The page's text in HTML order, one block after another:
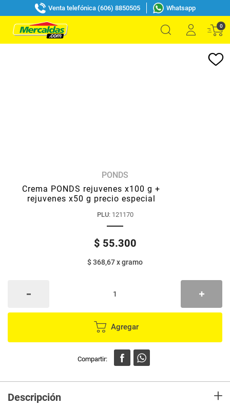
Venta telefónica (606) 8850505 Whatsapp
0
PONDS
Crema PONDS rejuvenes x100 g +
rejuvenes x50 g precio especial
PLU: 121170
$ 55.300
$ 368,67xgramo
Agregar
Descripción +